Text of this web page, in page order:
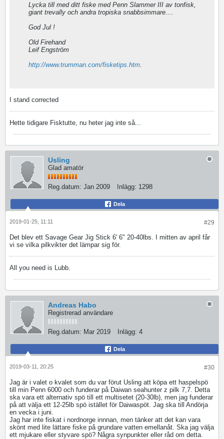
Lycka till med ditt fiske med Penn Slammer III av tonfisk,
giant trevally och andra tropiska snabbsimmare....
God Jul !
Old Firehand
Leif Engström
http://www.trumman.com/fisketips.htm
I stand corrected
Hette tidigare Fisktutte, nu heter jag inte så...
Usling
Glad amatör
Reg.datum: Jan 2009 Inlägg: 1298
Dela
#29
2019-01-25, 11:11
Det blev ett Savage Gear Jig Stick 6' 6" 20-40lbs. I mitten av april får
vi se vilka pilkvikter det lämpar sig för.
All you need is Lubb.
Andreas Habo
Registrerad användare
Reg.datum: Mar 2019 Inlägg: 4
Dela
#30
2019-03-11, 20:25
Jag är i valet o kvalet som du var förut Usling att köpa ett haspelspö
till min Penn 6000 och funderar på Daiwan seahunter z pilk 7,7. Detta
ska vara ett alternativ spö till ett multisetet (20-30lb), men jag funderar
på att välja ett 12-25lb spö istället för Daiwaspöt. Jag ska till Andörja
en vecka i juni.
Jag har inte fiskat i nordnorge innnan, men tänker att det kan vara
skönt med lite lättare fiske på grundare vatten emellanåt. Ska jag välja
ett mjukare eller styvare spö? Några synpunkter eller råd om detta.